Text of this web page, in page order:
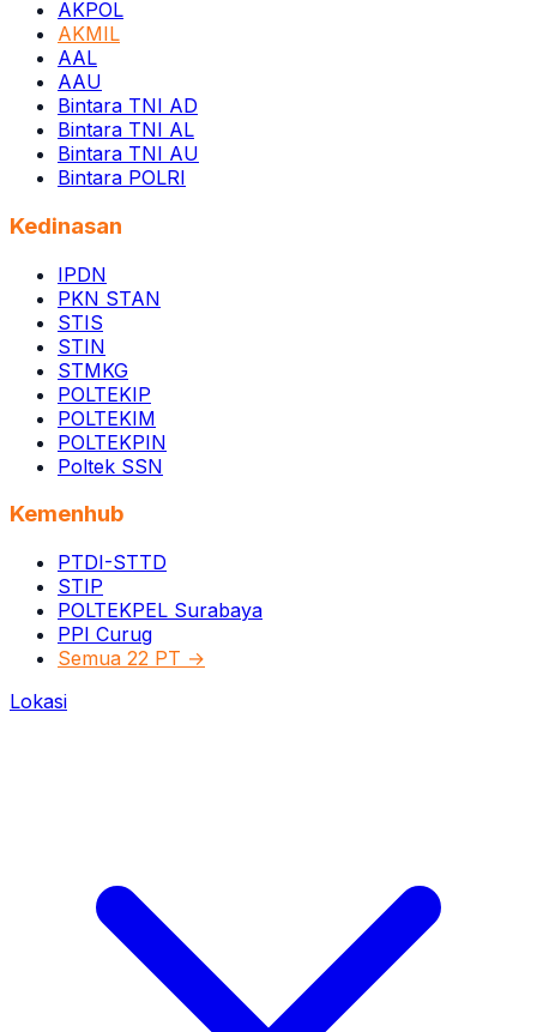
AKPOL
AKMIL
AAL
AAU
Bintara TNI AD
Bintara TNI AL
Bintara TNI AU
Bintara POLRI
Kedinasan
IPDN
PKN STAN
STIS
STIN
STMKG
POLTEKIP
POLTEKIM
POLTEKPIN
Poltek SSN
Kemenhub
PTDI-STTD
STIP
POLTEKPEL Surabaya
PPI Curug
Semua 22 PT →
Lokasi